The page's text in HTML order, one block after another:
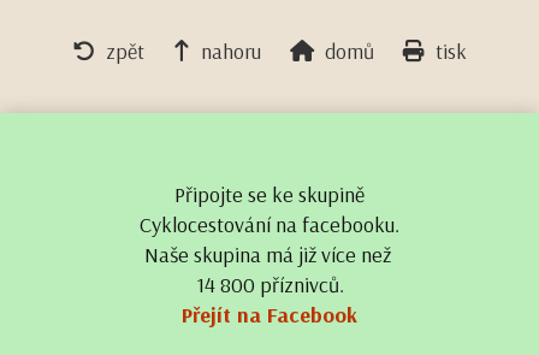
zpět nahoru domů tisk
Připojte se ke skupině
Cyklocestování na facebooku.
Naše skupina má již více než
14 800 příznivců.
Přejít na Facebook